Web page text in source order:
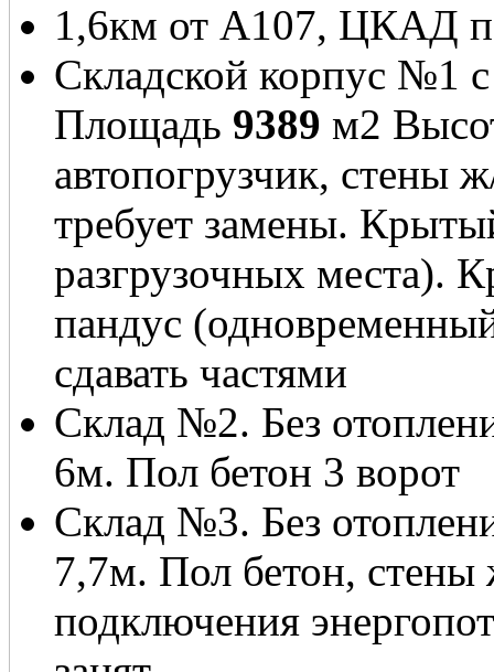
1,6км от А107, ЦКАД
Складской корпус №1
Площадь 9389 м2
автопогрузчик, стены
требует замены.
разгрузочных места).
пандус
сдавать частями
Склад №2. Без
6м. Пол бетон 3 ворот
Склад №3. Без
7,7м. Пол бетон,
подключения